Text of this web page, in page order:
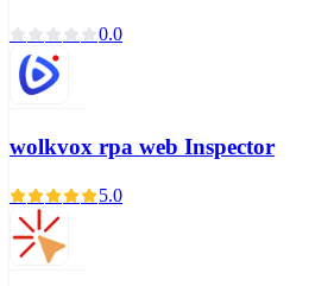
0.0
wolkvox rpa web Inspector
5.0